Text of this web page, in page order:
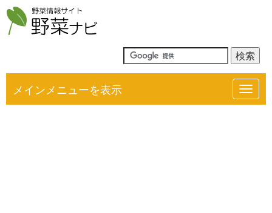
メインメニューを表示